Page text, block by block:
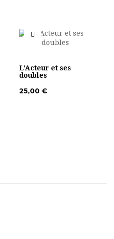
L'Acteur et ses
doubles
25,00 €